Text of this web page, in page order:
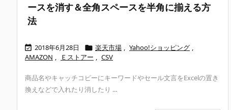
ースを消す＆全角スペースを半角に揃える方
法
 2018年6月28日  楽天市場 , Yahoo!ショッピング ,
AMAZON , Ｅストアー , CSV
商品名やキャッチコピーにキーワードやセール文言をExcelの置き
換えなどで入れたり消したり ...